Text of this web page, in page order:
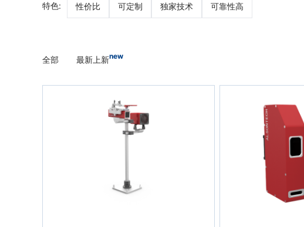
特色: 性价比 可定制 独家技术 可靠性高
全部 最新上新new